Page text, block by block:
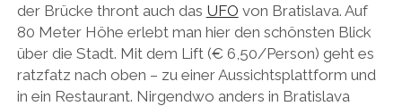
der Brücke thront auch das UFO von Bratislava. Auf
80 Meter Höhe erlebt man hier den schönsten Blick
über die Stadt. Mit dem Lift (€ 6,50/Person) geht es
ratzfatz nach oben – zu einer Aussichtsplattform und
in ein Restaurant. Nirgendwo anders in Bratislava